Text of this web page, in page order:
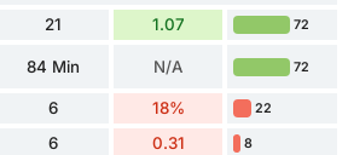
21 1.07 72
84 Min N/A 72
6 18% 22
6 0.31 8